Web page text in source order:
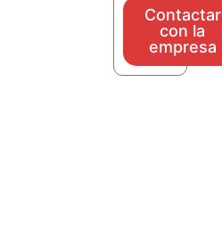
Contactar
con la
empresa